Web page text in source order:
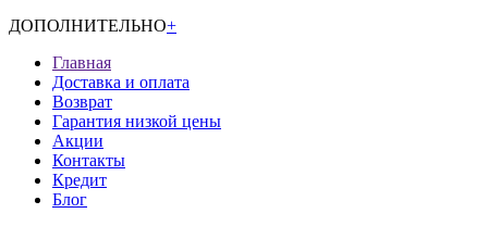
ДОПОЛНИТЕЛЬНО+
Главная
Доставка и оплата
Возврат
Гарантия низкой цены
Акции
Контакты
Кредит
Блог